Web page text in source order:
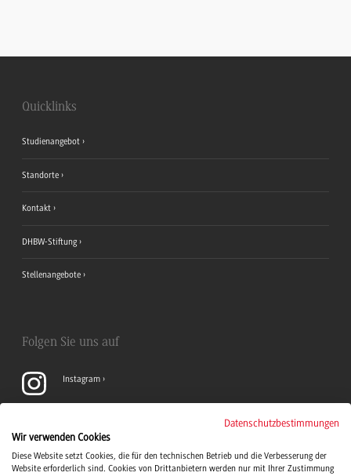
Quicklinks
Studienangebot
Standorte
Kontakt
DHBW-Stiftung
Stellenangebote
Folgen Sie uns auf
Instagram
LinkedIn
Datenschutzbestimmungen
Wir verwenden Cookies
Diese Website setzt Cookies, die für den technischen Betrieb und die Verbesserung der
Website erforderlich sind. Cookies von Drittanbietern werden nur mit Ihrer Zustimmung